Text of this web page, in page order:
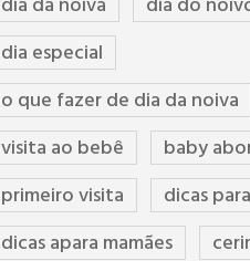
dia especial
o que fazer de dia da noiva
visita ao bebê
baby
primeiro visita
dicas
dicas apara mamães